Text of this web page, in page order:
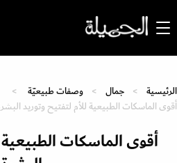
الرئيسية جمال
وصفات طبيعيّة
أقوى الماسكات الطبيعية للأم لتفتيح وتوريد
أقوى الماسكات الطبيعية